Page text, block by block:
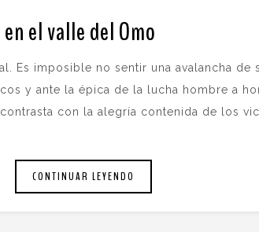
el valle del Omo
Es imposible no sentir una avalancha de
y ante la épica de la lucha hombre a
con la alegría contenida de los
CONTINUAR LEYENDO